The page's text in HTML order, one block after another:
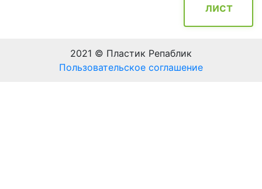
лист
2021 © Пластик Репаблик
Пользовательское соглашение